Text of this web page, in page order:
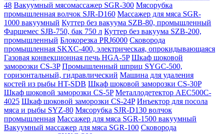
48 Вакуумный мясомассажер SGR-300 Мясорубка
промышленная волчок SJR-D160 Массажер для мяса SGR-
1000 вакуумный Куттер без вакуума SZB-80, промышленный
Фаршемес SJB-750, бак 750 л Куттер без вакуума SZB-200,
промышленный Блокорезка PRJ6000 Сковорода
промышленная SKXC-400, электрическая, опрокидывающаяся
Газовая конвекционная печь HGA-5P Шкаф шоковой
заморозки CS-3P Промышленный шприц SYGC-500,
горизонтальный, гидравлический Машина для удаления
костей из рыбы HT-SDB Шкаф шоковой заморозки CS-30P
Шкаф шоковой заморозки CS-5P Металлодетектор AEC500C-
4025 Шкаф шоковой заморозки CS-24P Инъектор для посола
мяса и рыбы SYZ-80 Мясорубка SJR-D130 волчок
промышленная Массажер для мяса SGR-1500 вакуумный
Вакуумный массажер для мяса SGR-100 Сковорода